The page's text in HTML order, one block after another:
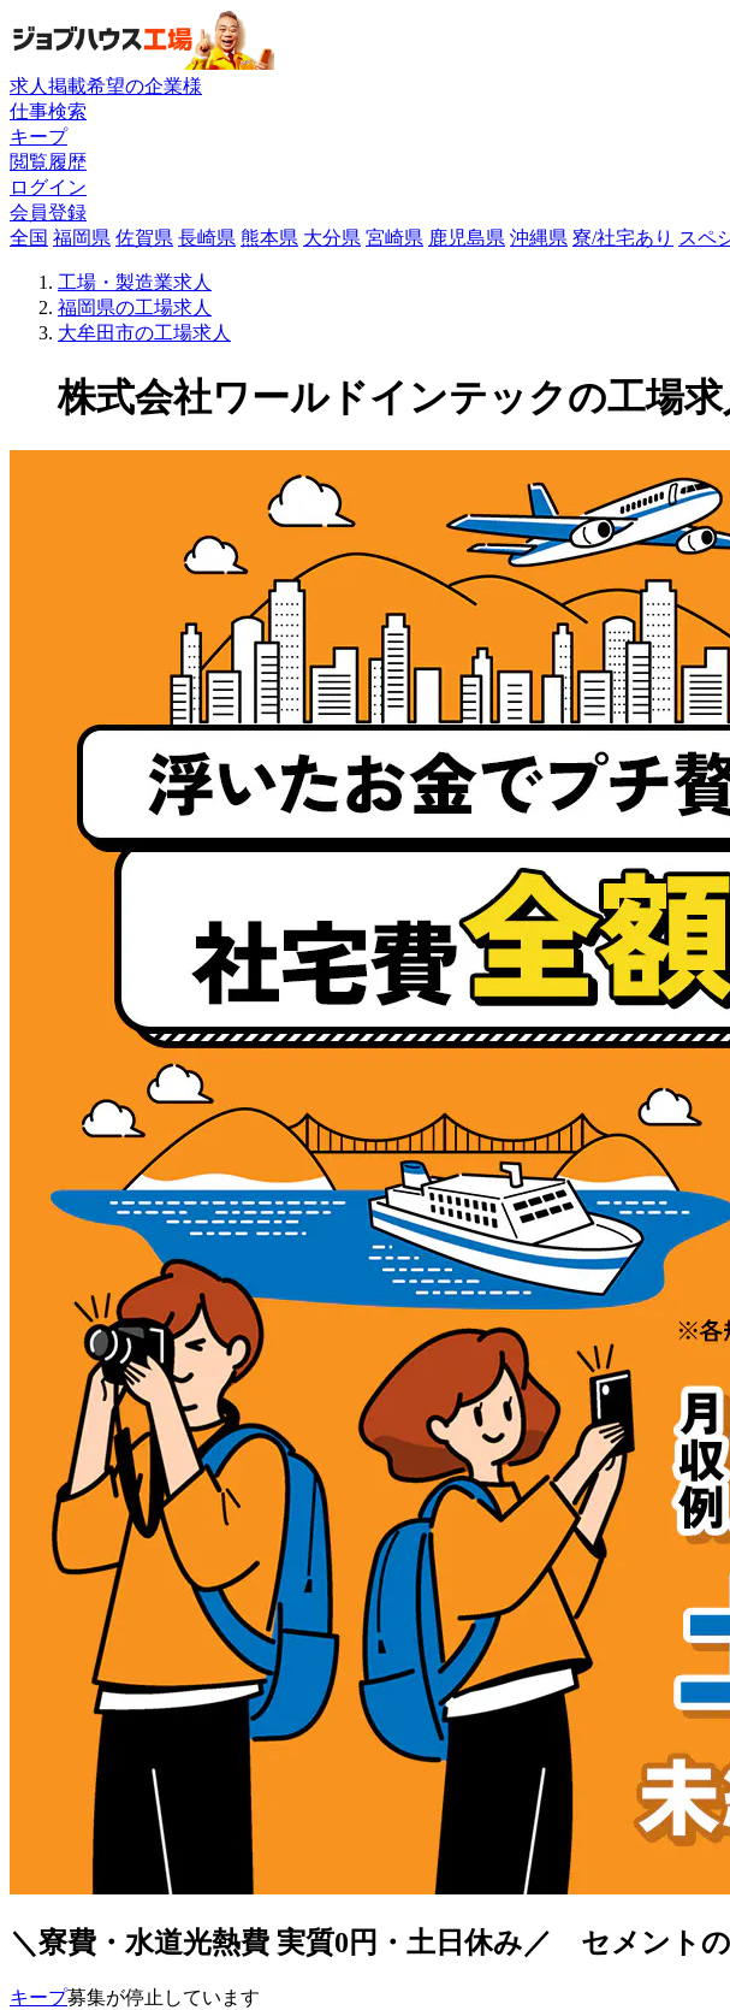
求人掲載希望の企業様
仕事検索
キープ
閲覧履歴
ログイン
会員登録
全国 福岡県 佐賀県 長崎県 熊本県 大分県 宮崎県 鹿児島県 沖縄県 寮/社宅あり スペ
工場・製造業求人
福岡県の工場求人
大牟田市の工場求人
株式会社ワールドインテックの工場求
＼寮費・水道光熱費 実質0円・土日休み／ セメント
キープ募集が停止しています